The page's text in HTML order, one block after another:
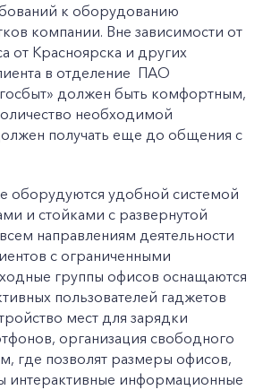
к оборудованию
компании. Вне зависимости от
от Красноярска и других
в отделение ПАО
должен быть комфортным,
необходимой
получать еще до общения с
оборудуются удобной системой
и стойками с развернутой
направлениям деятельности
с ограниченными
группы офисов оснащаются
пользователей гаджетов
мест для зарядки
организация свободного
где позволят размеры офисов,
интерактивные информационные